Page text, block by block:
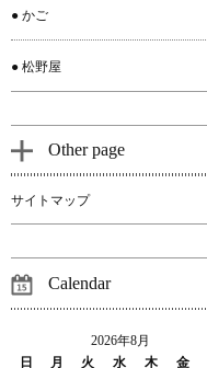
● かご
● 松野屋
Other page
サイトマップ
Calendar
2026年8月
日
月 火 水 木 金